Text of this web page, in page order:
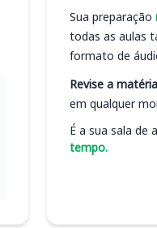
Sua preparação
todas as aulas
formato de
Revise a matéria
em qualquer
É a sua sala de
tempo.